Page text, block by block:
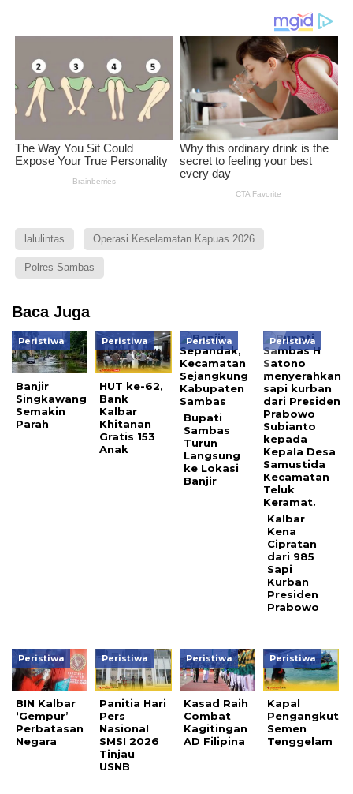
lalulintas Operasi Keselamatan Kapuas 2026
Polres Sambas
Baca Juga
Peristiwa
Banjir
Singkawang
Semakin
Parah
Peristiwa
HUT ke-62,
Bank
Kalbar
Khitanan
Gratis 153
Anak
Peristiwa
Bupati
Sambas
Turun
Langsung
ke Lokasi
Banjir
Peristiwa
Kalbar
Kena
Cipratan
dari 985
Sapi
Kurban
Presiden
Prabowo
Peristiwa
BIN Kalbar
‘Gempur’
Perbatasan
Negara
Peristiwa
Panitia Hari
Pers
Nasional
SMSI 2026
Tinjau
USNB
Peristiwa
Kasad Raih
Combat
Kagitingan
AD Filipina
Peristiwa
Kapal
Pengangkut
Semen
Tenggelam